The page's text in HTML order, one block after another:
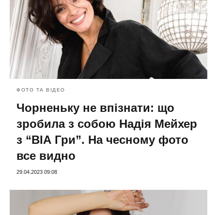
ФОТО ТА ВІДЕО
Чорненьку не впізнати: що
зробила з собою Надія Мейхер
з “ВІА Гри”. На чесному фото
все видно
29.04.2023 09:08